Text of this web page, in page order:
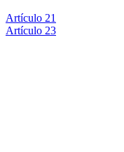
Artículo 21
Artículo 23